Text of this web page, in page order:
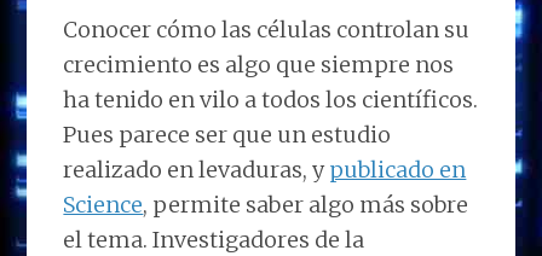
Conocer cómo las células controlan su
crecimiento es algo que siempre nos
ha tenido en vilo a todos los científicos.
Pues parece ser que un estudio
realizado en levaduras, ypublicado en
Science, permite saber algo más sobre
el tema. Investigadores de la